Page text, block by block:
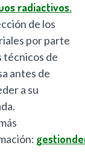
radiactivos.
de los
por parte
técnicos de
antes de
a su